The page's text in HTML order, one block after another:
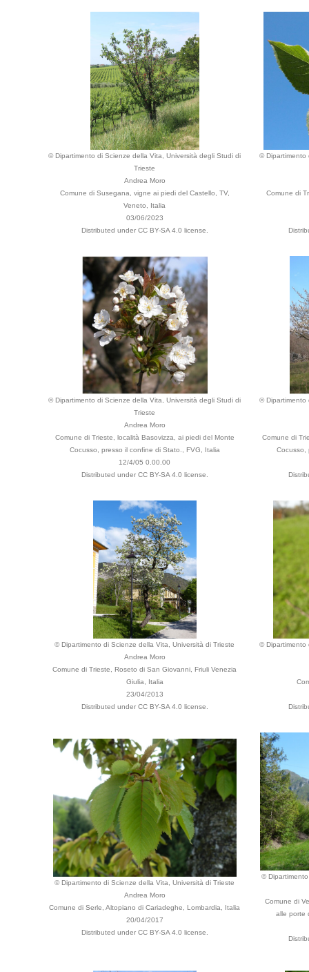
© Dipartimento di Scienze della Vita, Università degli Studi di
Trieste
Andrea Moro
Comune di Susegana, vigne ai piedi del Castello, TV,
Veneto, Italia
03/06/2023
Distributed under CC BY-SA 4.0 license.
© Dipartimento
Comune di
© Dipartimento di Scienze della Vita, Università degli Studi di
Trieste
Andrea Moro
Comune di Trieste, località Basovizza, ai piedi del Monte
Cocusso, presso il confine di Stato., FVG, Italia
12/4/05 0.00.00
Distributed under CC BY-SA 4.0 license.
© Dipartimento
Comune di
Cocusso,
© Dipartimento di Scienze della Vita, Università di Trieste
Andrea Moro
Comune di Trieste, Roseto di San Giovanni, Friuli Venezia
Giulia, Italia
23/04/2013
Distributed under CC BY-SA 4.0 license.
© Dipartimento
© Dipartimento di Scienze della Vita, Università di Trieste
Andrea Moro
Comune di Serle, Altopiano di Cariadeghe, Lombardia, Italia
20/04/2017
Distributed under CC BY-SA 4.0 license.
©
Comune di
alle porte